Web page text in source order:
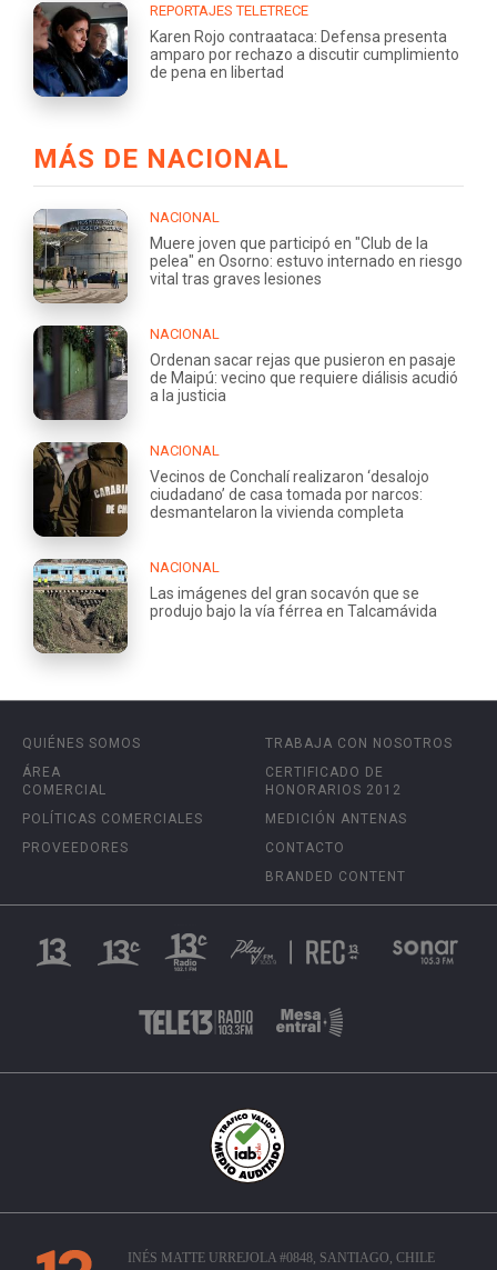
REPORTAJES TELETRECE
Karen Rojo contraataca: Defensa presenta
amparo por rechazo a discutir cumplimiento
de pena en libertad
MÁS DE NACIONAL
NACIONAL
Muere joven que participó en "Club de la
pelea" en Osorno: estuvo internado en riesgo
vital tras graves lesiones
NACIONAL
Ordenan sacar rejas que pusieron en pasaje
de Maipú: vecino que requiere diálisis acudió
a la justicia
NACIONAL
Vecinos de Conchalí realizaron ‘desalojo
ciudadano’ de casa tomada por narcos:
desmantelaron la vivienda completa
NACIONAL
Las imágenes del gran socavón que se
produjo bajo la vía férrea en Talcamávida
QUIÉNES SOMOS
ÁREA
COMERCIAL
POLÍTICAS COMERCIALES
PROVEEDORES
TRABAJA CON NOSOTROS
CERTIFICADO DE
HONORARIOS 2012
MEDICIÓN ANTENAS
CONTACTO
BRANDED CONTENT
INÉS MATTE URREJOLA #0848, SANTIAGO, CHILE